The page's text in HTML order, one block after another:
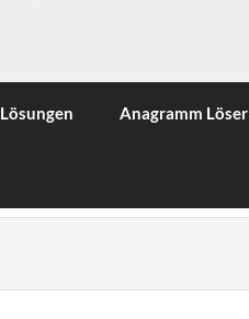
Anagramm Löser